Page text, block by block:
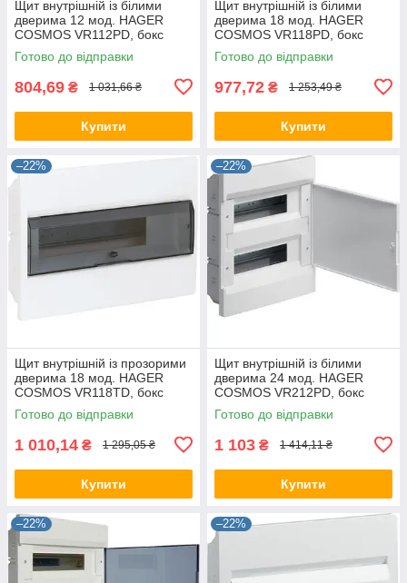
Щит внутрішній із білими
дверима 12 мод. HAGER
COSMOS VR112PD, бокс
Хагер, шафа КОСМОС
розподільний
Готово до відправки
804,69 ₴ 1 031,66 ₴
Купити
Щит внутрішній із білими
дверима 18 мод. HAGER
COSMOS VR118PD, бокс
Хагер, шафа КОСМС
розподільний
Готово до відправки
977,72 ₴ 1 253,49 ₴
Купити
–22%
Щит внутрішній із прозорими
дверима 18 мод. HAGER
COSMOS VR118TD, бокс
Хагер, шафа КОСМОС
розподільний
Готово до відправки
1 010,14 ₴ 1 295,05 ₴
Купити
–22%
Щит внутрішній із білими
дверима 24 мод. HAGER
COSMOS VR212PD, бокс
Хагер, шафа КОСМОС
розподільний
Готово до відправки
1 103 ₴ 1 414,11 ₴
Купити
–22% –22%